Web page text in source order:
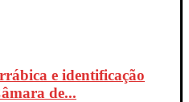
e identificação
de...